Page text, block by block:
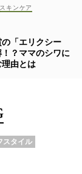
スキンケア
「エリクシー
？ママのシワに
由とは
スタイル